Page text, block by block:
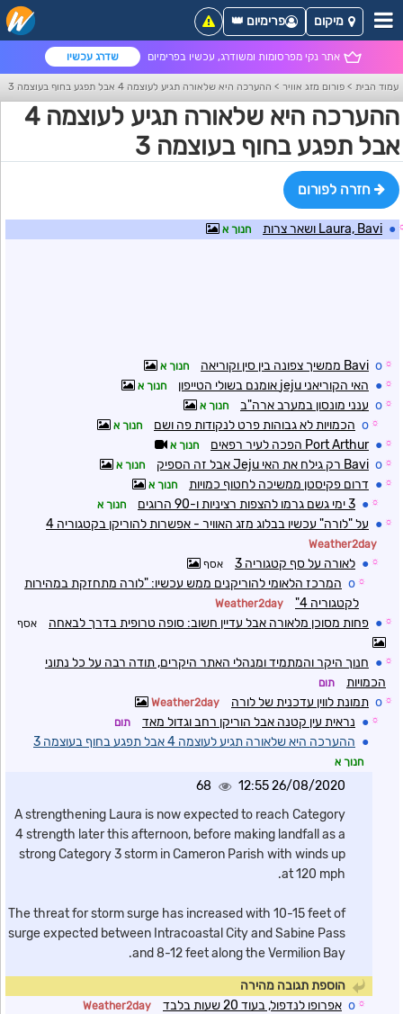
אתר נקי מפרסומות ומשודרג, עכשיו בפרימיום שדרג עכשיו
מיקום פרימיום 👑
עמוד הבית > פורום מזג אוויר > ההערכה היא שלאורה תגיע לעוצמה 4 אבל תפגע בחוף בעוצמה 3
ההערכה היא שלאורה תגיע לעוצמה 4
אבל תפגע בחוף בעוצמה 3
חזרה לפורום
● Laura, Bavi ושאר צרות חנוך א
☼
o Bavi ממשיך צפונה בין סין וקוריאה חנוך א
☼
● האי הקוריאני jeju אומנם בשולי הטייפון חנוך א
☼
o ענני מונסון במערב ארה"ב חנוך א
☼
o הכמויות לא גבוהות פרט לנקודות פה ושם חנוך א
☼
● Port Arthur הפכה לעיר רפאים חנוך א
☼
o Bavi רק גילח את האי Jeju אבל זה הספיק חנוך א
☼
● דרום פקיסטן ממשיכה לחטוף כמויות חנוך א
☼
● 3 ימי גשם גרמו להצפות רציניות ו-90 הרוגים חנוך א
☼
● על "לורה" עכשיו בבלוג מזג האוויר - אפשרות להוריקן בקטגוריה 4
Weather2day
☼
● לאורה על סף קטגוריה 3 אסף
☼
o המרכז הלאומי להוריקנים ממש עכשיו: "לורה מתחזקת במהירות
לקטגוריה 4"
Weather2day
☼
● פחות מסוכן מלאורה אבל עדיין חשוב: סופה טרופית בדרך לבאחה אסף
☼
● חנוך היקר והמתמיד ומנהלי האתר היקרים, תודה רבה על כל נתוני
הכמויות
תום
☼
o תמונת לווין עדכנית של לורה Weather2day
☼
● נראית עין קטנה אבל הוריקן רחב וגדול מאד תום
● ההערכה היא שלאורה תגיע לעוצמה 4 אבל תפגע בחוף בעוצמה 3
חנוך א
26/08/2020 12:55
68
A strengthening Laura is now expected to reach Category
4 strength later this afternoon, before making landfall as a
strong Category 3 storm in Cameron Parish with winds up
at 120 mph.
The threat for storm surge has increased with 10-15 feet of
surge expected between Intracoastal City and Sabine Pass
and 8-12 feet along the Vermilion Bay.
הוספת תגובה מהירה
☼
o אפרופו לנדפול, בעוד 20 שעות בלבד Weather2day